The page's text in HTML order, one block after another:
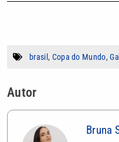
brasil , Copa do Mundo,
Autor
Bruna